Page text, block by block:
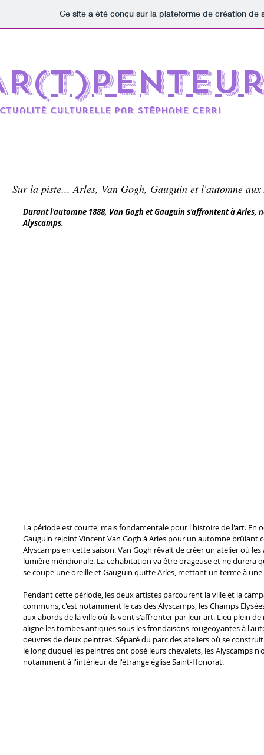
Ce site a été conçu sur la plateforme de création de
culturelle par Stéphane CERRi
Sur la piste... Arles, Van Gogh, Gauguin et l'automne aux
Durant l'automne 1888, Van Gogh et Gauguin s'affrontent à
Alyscamps.
La période est courte, mais fondamentale pour l'histoire de l'art. En
Gauguin rejoint Vincent Van Gogh à Arles pour un automne brûlant
Alyscamps en cette saison. Van Gogh rêvait de créer un atelier où
lumière méridionale. La cohabitation va être orageuse et ne durera
se coupe une oreille et Gauguin quitte Arles, mettant un terme à
Pendant cette période, les deux artistes parcourent la ville et la
communs, c'est notamment le cas des Alyscamps, les Champs
aux abords de la ville où ils vont s'affronter par leur art. Lieu plein
aligne les tombes antiques sous les frondaisons rougeoyantes à
oeuvres de deux peintres. Séparé du parc des ateliers où se
le long duquel les peintres ont posé leurs chevalets, les Alyscamps
notamment à l'intérieur de l'étrange église Saint-Honorat.